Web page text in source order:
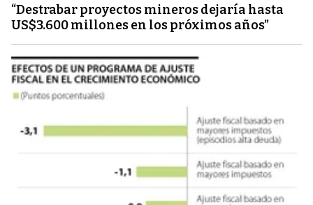
“Destrabar proyectos mineros dejaría hasta
US$3.600 millones en los próximos años”